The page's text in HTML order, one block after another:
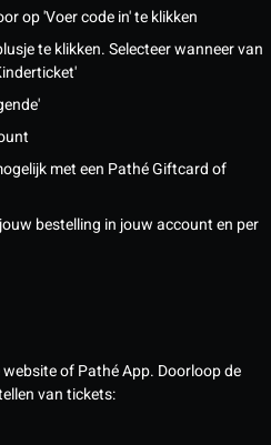
op 'Voer code in' te klikken
te klikken. Selecteer wanneer van
met een Pathé Giftcard of
bestelling in jouw account en per
of Pathé App. Doorloop de
van tickets: